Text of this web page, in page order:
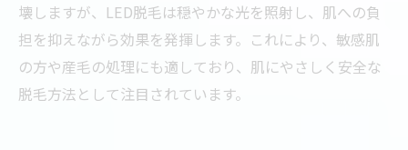
壊しますが、LED脱毛は穏やかな光を照射し、肌への負
担を抑えながら効果を発揮します。これにより、敏感肌
の方や産毛の処理にも適しており、肌にやさしく安全な
脱毛方法として注目されています。